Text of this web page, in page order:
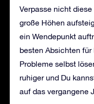
Verpasse nicht
große Höhen
ein Wendepunkt
besten Absichten
Probleme selbst
ruhiger und Du
auf das vergangene